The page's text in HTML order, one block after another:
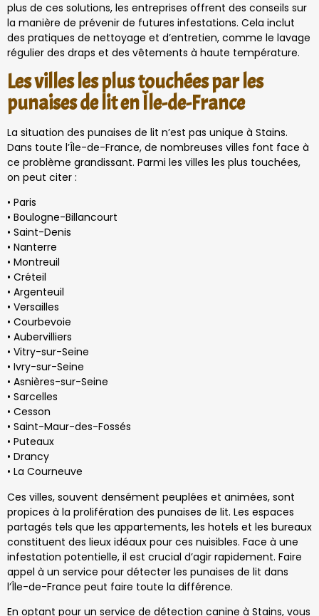
plus de ces solutions, les entreprises offrent des conseils sur
la manière de prévenir de futures infestations. Cela inclut
des pratiques de nettoyage et d’entretien, comme le lavage
régulier des draps et des vêtements à haute température.
Les villes les plus touchées par les
punaises de lit en Île-de-France
La situation des punaises de lit n’est pas unique à Stains.
Dans toute l’Île-de-France, de nombreuses villes font face à
ce problème grandissant. Parmi les villes les plus touchées,
on peut citer :
• Paris
• Boulogne-Billancourt
• Saint-Denis
• Nanterre
• Montreuil
• Créteil
• Argenteuil
• Versailles
• Courbevoie
• Aubervilliers
• Vitry-sur-Seine
• Ivry-sur-Seine
• Asnières-sur-Seine
• Sarcelles
• Cesson
• Saint-Maur-des-Fossés
• Puteaux
• Drancy
• La Courneuve
Ces villes, souvent densément peuplées et animées, sont
propices à la prolifération des punaises de lit. Les espaces
partagés tels que les appartements, les hotels et les bureaux
constituent des lieux idéaux pour ces nuisibles. Face à une
infestation potentielle, il est crucial d’agir rapidement. Faire
appel à un service pour détecter les punaises de lit dans
l’Île-de-France peut faire toute la différence.
En optant pour un service de détection canine à Stains, vous